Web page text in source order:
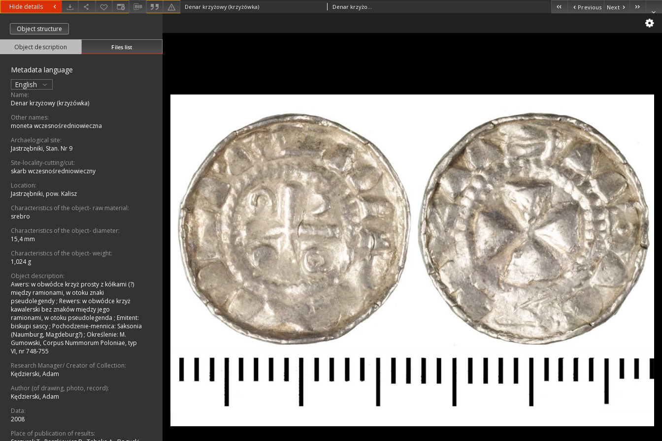
Hide details Denar krzyżowy (krzyżówka) Denar krzyżowy (krzyżówka) ok. 1050 r. Previous Next
Object structure
Object description Files list
Metadata language
English
Name:
Denar krzyżowy (krzyżówka)
Other names:
moneta wczesnośredniowieczna
Archaelogical site:
Jastrzębniki, Stan. Nr 9
Site-locality-cutting/cut:
skarb wczesnośredniowieczny
Location:
Jastrzębniki, pow. Kalisz
Characteristics of the object- raw material:
srebro
Characteristics of the object- diameter:
15,4 mm
Characteristics of the object- weight:
1,024 g
Object description:
Awers: w obwódce krzyż prosty z kółkami (?)
między ramionami, w otoku znaki
pseudolegendy ; Rewers: w obwódce krzyż
kawalerski bez znaków między jego
ramionami, w otoku pseudolegenda ; Emitent:
biskupi sascy ; Pochodzenie-mennica: Saksonia
(Naumburg, Magdeburg?) ; Określenie: M.
Gumowski, Corpus Nummorum Poloniae, typ
VI, nr 748-755
Research Manager/ Creator of Collection:
Kędzierski, Adam
Author (of drawing, photo, record):
Kędzierski, Adam
Data:
2008
Place of publication of results: